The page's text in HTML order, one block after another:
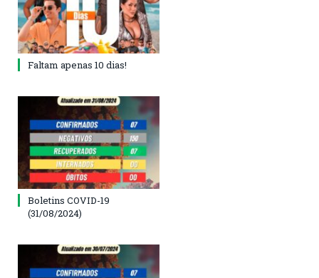
Faltam apenas 10 dias!
Boletins COVID-19
(31/08/2024)